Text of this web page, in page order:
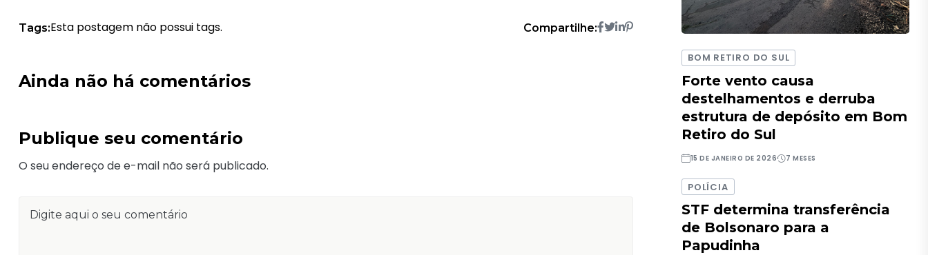
Tags:Esta postagem não possui tags. Compartilhe:
Ainda não há comentários
Publique seu comentário
O seu endereço de e-mail não será publicado.
BOM RETIRO DO SUL
Forte vento causa
destelhamentos e derruba
estrutura de depósito em Bom
Retiro do Sul
15 DE JANEIRO DE 2026 7 MESES
POLÍCIA
STF determina transferência
de Bolsonaro para a
Papudinha